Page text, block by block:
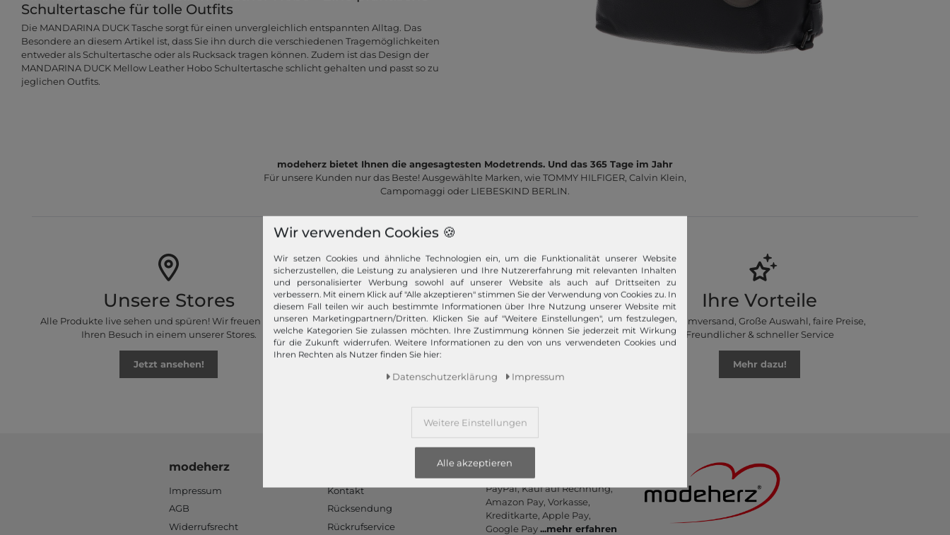
Schultertasche für tolle Outfits
Die MANDARINA DUCK Tasche sorgt für einen unvergleichlich entspannten Alltag. Das
Besondere an diesem Artikel ist, dass Sie ihn durch die verschiedenen Tragemöglichkeiten
entweder als Schultertasche oder als Rucksack tragen können. Zudem ist das Design der
MANDARINA DUCK Mellow Leather Hobo Schultertasche schlicht gehalten und passt so zu
jeglichen Outfits.
modeherz bietet Ihnen die angesagtesten Modetrends. Und das 365 Tage im Jahr
Für unsere Kunden nur das Beste! Ausgewählte Marken, wie TOMMY HILFIGER, Calvin Klein,
Campomaggi oder LIEBESKIND BERLIN.
Unsere Stores
Alle Produkte live sehen und spüren! Wir freuen uns auf
Ihren Besuch in einem unserer Stores.
Jetzt ansehen!
Schneller Versand!
Wir versenden Ihre Bestellung schnell per
Premiumversand.
Ihre Vorteile
Premiumversand, Große Auswahl, faire Preise,
Freundlicher & schneller Service
Mehr dazu!
modeherz
Impressum
AGB
Widerrufsrecht
Kontakt
Rücksendung
Rückrufservice
Zahlungsarten
PayPal, Kauf auf Rechnung,
Amazon Pay, Vor­kasse,
Kredit­karte, Apple Pay,
Google Pay...mehr erfahren
Wir verwenden Cookies 🍪
Wir setzen Cookies und ähnliche Technologien ein, um die Funktionalität unserer Website
sicherzustellen, die Leistung zu analysieren und Ihre Nutzererfahrung mit relevanten Inhalten
und personalisierter Werbung sowohl auf unserer Website als auch auf Drittseiten zu
verbessern. Mit einem Klick auf "Alle akzeptieren" stimmen Sie der Verwendung von Cookies zu. In
diesem Fall teilen wir auch bestimmte Informationen über Ihre Nutzung unserer Website mit
unseren Marketingpartnern/Dritten. Klicken Sie auf "Weitere Einstellungen", um festzulegen,
welche Kategorien Sie zulassen möchten. Ihre Zustimmung können Sie jederzeit mit Wirkung
für die Zukunft widerrufen. Weitere Informationen zu den von uns verwendeten Cookies und
Ihren Rechten als Nutzer finden Sie hier:
Daten­schutz­erklärung Impressum
Weitere Einstellungen
Alle akzeptieren